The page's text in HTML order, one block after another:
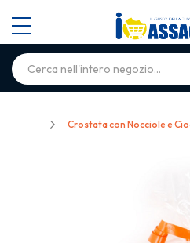
Crostata con Nocciole e